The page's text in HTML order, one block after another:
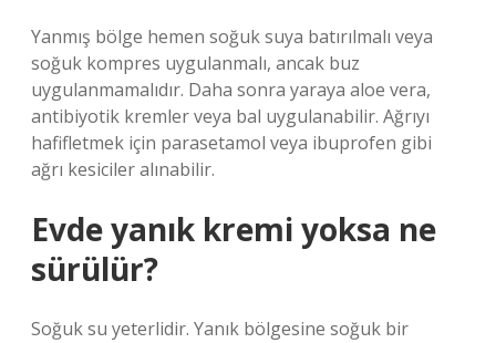
Yanmış bölge hemen soğuk suya batırılmalı veya
soğuk kompres uygulanmalı, ancak buz
uygulanmamalıdır. Daha sonra yaraya aloe vera,
antibiyotik kremler veya bal uygulanabilir. Ağrıyı
hafifletmek için parasetamol veya ibuprofen gibi
ağrı kesiciler alınabilir.
Evde yanık kremi yoksa ne
sürülür?
Soğuk su yeterlidir. Yanık bölgesine soğuk bir